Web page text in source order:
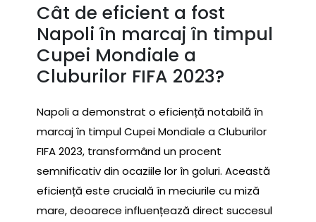
Cât de eficient a fost
Napoli în marcaj în timpul
Cupei Mondiale a
Cluburilor FIFA 2023?
Napoli a demonstrat o eficiență notabilă în
marcaj în timpul Cupei Mondiale a Cluburilor
FIFA 2023, transformând un procent
semnificativ din ocaziile lor în goluri. Această
eficiență este crucială în meciurile cu miză
mare, deoarece influențează direct succesul